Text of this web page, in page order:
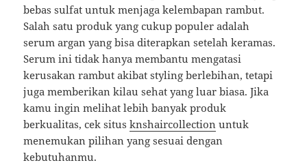
bebas sulfat untuk menjaga kelembapan rambut.
Salah satu produk yang cukup populer adalah
serum argan yang bisa diterapkan setelah keramas.
Serum ini tidak hanya membantu mengatasi
kerusakan rambut akibat styling berlebihan, tetapi
juga memberikan kilau sehat yang luar biasa. Jika
kamu ingin melihat lebih banyak produk
berkualitas, cek situsknshaircollection untuk
menemukan pilihan yang sesuai dengan
kebutuhanmu.